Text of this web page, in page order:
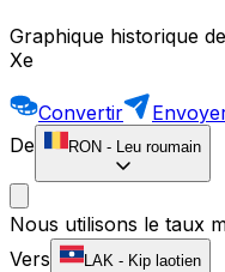
Graphique historique
Xe
Convertir
De
RON - Leu roumain
Nous utilisons le taux
Vers
LAK - Kip laotien